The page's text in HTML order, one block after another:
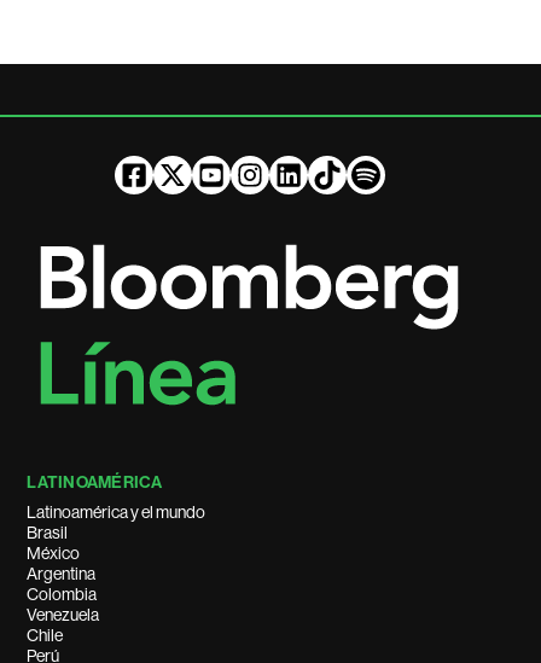
LATINOAMÉRICA
Latinoamérica y el mundo
Brasil
México
Argentina
Colombia
Venezuela
Chile
Perú